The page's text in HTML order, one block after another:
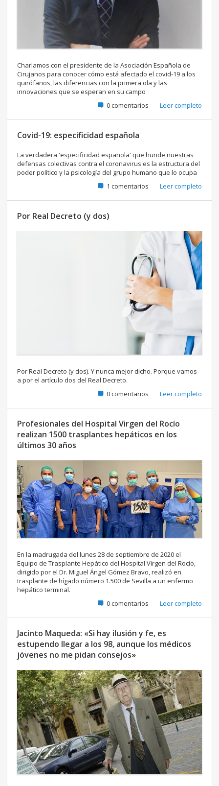
Charlamos con el presidente de la Asociación Española de
Cirujanos para conocer cómo está afectado el covid-19 a los
quirófanos, las diferencias con la primera ola y las
innovaciones que se esperan en su campo
0 comentarios
Leer completo
Covid-19: especificidad española
La verdadera 'especificidad española' que hunde nuestras
defensas colectivas contra el coronavirus es la estructura del
poder político y la psicología del grupo humano que lo ocupa
1 comentarios
Leer completo
Por Real Decreto (y dos)
Por Real Decreto (y dos). Y nunca mejor dicho. Porque vamos
a por el artículo dos del Real Decreto.
0 comentarios
Leer completo
Profesionales del Hospital Virgen del Rocío
realizan 1500 trasplantes hepáticos en los
últimos 30 años
En la madrugada del lunes 28 de septiembre de 2020 el
Equipo de Trasplante Hepático del Hospital Virgen del Rocío,
dirigido por el Dr. Miguel Ángel Gómez Bravo, realizó en
trasplante de hígado número 1.500 de Sevilla a un enfermo
hepático terminal.
0 comentarios
Leer completo
Jacinto Maqueda: «Si hay ilusión y fe, es
estupendo llegar a los 98, aunque los médicos
jóvenes no me pidan consejos»